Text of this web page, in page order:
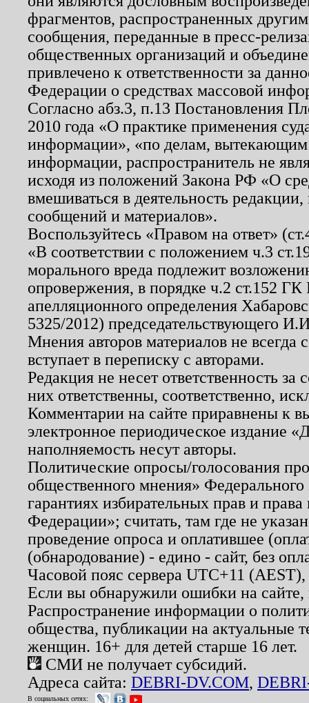
фрагментов, распространенных
сообщения, переданные в пресс-
общественных организаций и
привлечено к ответственности за
Федерации о средствах массовой
Согласно абз.3, п.13 Постановления
2010 года «О практике применения
информации», «по делам, вытекающим
информации, распространитель не
исходя из положений Закона РФ «О
вмешиваться в деятельность
сообщений и материалов».
Воспользуйтесь «Правом на ответ»
«В соответствии с положением ч.3
морального вреда подлежит
опровержения, в порядке ч.2 ст.152
апелляционного определения
5325/2012) председательствующего
Мнения авторов материалов не
вступает в переписку с авторами.
Редакция не несет ответственность
них ответственны, соответственно,
Комментарии на сайте приравнены к
электронное периодическое издание
наполняемость несут авторы.
Политические опросы/голосования
общественного мнения»
гарантиях избирательных прав и
Федерации»; считать, там где не
проведение опроса и оплатившее
(обнародование) - едино - сайт, без
Часовой пояс сервера UTC+11
Если вы обнаружили ошибки на
Распространение информации о
общества, публикации на актуальные
женщин. 16+ для детей старше 16 лет.
СМИ не получает субсидий.
Адреса сайта: DEBRI-DV.COM,
В социальных сетях: